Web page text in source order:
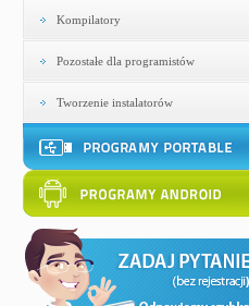
Kompilatory
Pozostałe dla programistów
Tworzenie instalatorów